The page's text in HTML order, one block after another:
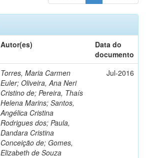
Autor(es)
Data do
documento
Torres, Maria Carmen
Euler; Oliveira, Ana Neri
Cristino de; Pereira, Thaís
Helena Marins; Santos,
Angélica Cristina
Rodrigues dos; Paula,
Dandara Cristina
Conceição de; Gomes,
Elizabeth de Souza
Jul-2016